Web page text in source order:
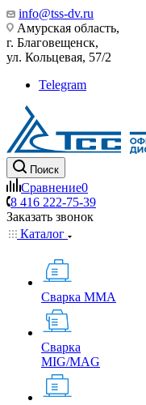
info@tss-dv.ru
Амурская область,
г. Благовещенск,
ул. Кольцевая, 57/2
Telegram
Поиск
Сравнение0
8 416 222-75-39
Заказать звонок
Каталог
Сварка MMA
Сварка
MIG/MAG